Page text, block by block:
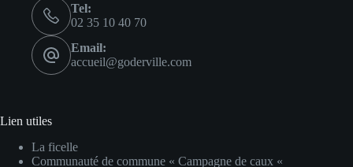
Tel:
02 35 10 40 70
Email:
accueil@goderville.com
Lien utiles
La ficelle
Communauté de commune « Campagne de caux «